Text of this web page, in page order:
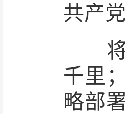
共产
将“
千里
略部